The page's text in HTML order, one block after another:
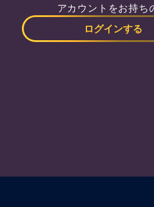
アカウントをお持ち
ログインする